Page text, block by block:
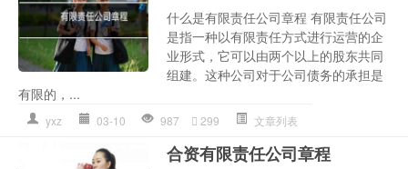
什么是有限责任公司章程 有限责任公司
是指一种以有限责任方式进行运营的企
业形式，它可以由两个以上的股东共同
组建。这种公司对于公司债务的承担是
有限的，...
yxz 03-10 987 299 文章列表
合资有限责任公司章程